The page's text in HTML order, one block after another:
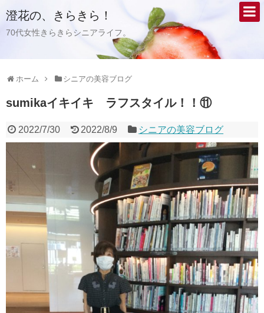
澄花の、きらきら！
70代女性きらきらシニアライフ。
ホーム シニアの美容ブログ
sumikaイキイキ ラフスタイル！！⑪
2022/7/30 2022/8/9 シニアの美容ブログ